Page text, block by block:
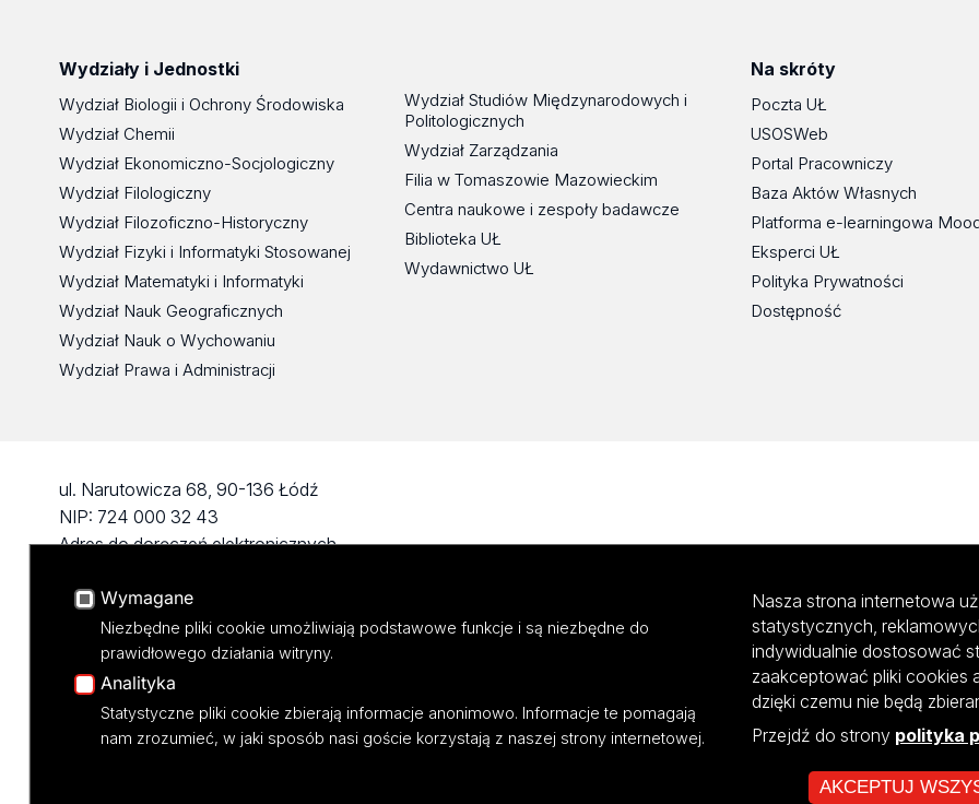
Wydziały i Jednostki
Wydział Biologii i Ochrony Środowiska
Wydział Chemii
Wydział Ekonomiczno-Socjologiczny
Wydział Filologiczny
Wydział Filozoficzno-Historyczny
Wydział Fizyki i Informatyki Stosowanej
Wydział Matematyki i Informatyki
Wydział Nauk Geograficznych
Wydział Nauk o Wychowaniu
Wydział Prawa i Administracji
Wydział Studiów Międzynarodowych i
Politologicznych
Wydział Zarządzania
Filia w Tomaszowie Mazowieckim
Centra naukowe i zespoły badawcze
Biblioteka UŁ
Wydawnictwo UŁ
Na skróty
Poczta UŁ
USOSWeb
Portal Pracowniczy
Baza Aktów Własnych
Platforma e-learningowa
Eksperci UŁ
Polityka Prywatności
Dostępność
ul. Narutowicza 68, 90-136 Łódź
NIP: 724 000 32 43
Adres do doręczeń elektronicznych
KONTAKT
Wymagane
Niezbędne pliki cookie umożliwiają podstawowe funkcje i są niezbędne do
prawidłowego działania witryny.
Analityka
Statystyczne pliki cookie zbierają informacje anonimowo. Informacje te pomagają
nam zrozumieć, w jaki sposób nasi goście korzystają z naszej strony internetowej.
Nasza strona internetowa
statystycznych,
indywidualnie dostosować
zaakceptować pliki cookies
dzięki czemu nie będą
Przejdź do strony polityka
AKCEPTUJ